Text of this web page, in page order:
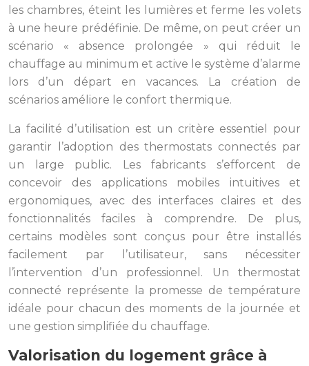
les chambres, éteint les lumières et ferme les volets
à une heure prédéfinie. De même, on peut créer un
scénario « absence prolongée » qui réduit le
chauffage au minimum et active le système d’alarme
lors d’un départ en vacances. La création de
scénarios améliore le confort thermique.
La facilité d’utilisation est un critère essentiel pour
garantir l’adoption des thermostats connectés par
un large public. Les fabricants s’efforcent de
concevoir des applications mobiles intuitives et
ergonomiques, avec des interfaces claires et des
fonctionnalités faciles à comprendre. De plus,
certains modèles sont conçus pour être installés
facilement par l’utilisateur, sans nécessiter
l’intervention d’un professionnel. Un thermostat
connecté représente la promesse de température
idéale pour chacun des moments de la journée et
une gestion simplifiée du chauffage.
Valorisation du logement grâce à